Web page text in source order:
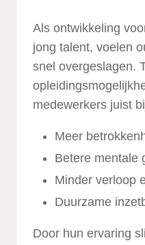
Als ontwikkeling
jong talent, voelen
snel overgeslagen.
medewerkers juist
Meer
Betere mentale
Minder verloop
Duurzame
Door hun ervaring